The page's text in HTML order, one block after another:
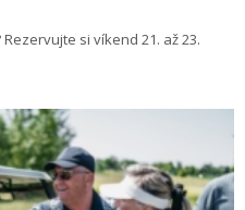
si víkend 21. až 23.